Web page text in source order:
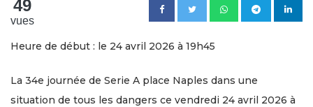
49
vues
Heure de début : le 24 avril 2026 à 19h45
La 34e journée de Serie A place Naples dans une
situation de tous les dangers ce vendredi 24 avril 2026 à